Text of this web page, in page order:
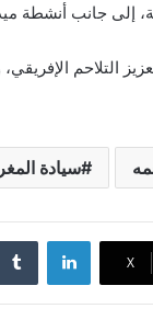
إلى جانب أنشطة
التلاحم
سيادة
‫X
لينكدإن